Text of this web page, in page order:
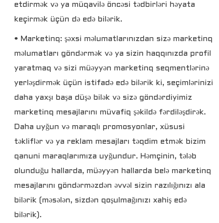
etdirmək və ya müqavilə öncəsi tədbirləri həyata
keçirmək üçün də edə bilərik.
• Marketinq: şəxsi məlumatlarınızdan sizə marketinq
məlumatları göndərmək və ya sizin haqqınızda profil
yaratmaq və sizi müəyyən marketinq seqmentlərinə
yerləşdirmək üçün istifadə edə bilərik ki, seçimlərinizi
daha yaxşı başa düşə bilək və sizə göndərdiyimiz
marketinq mesajlarını müvafiq şəkildə fərdiləşdirək.
Daha uyğun və maraqlı promosyonlar, xüsusi
təkliflər və ya reklam mesajları təqdim etmək bizim
qanuni maraqlarımıza uyğundur. Həmçinin, tələb
olunduğu hallarda, müəyyən hallarda belə marketinq
mesajlarını göndərməzdən əvvəl sizin razılığınızı ala
bilərik (məsələn, sizdən qoşulmağınızı xahiş edə
bilərik).